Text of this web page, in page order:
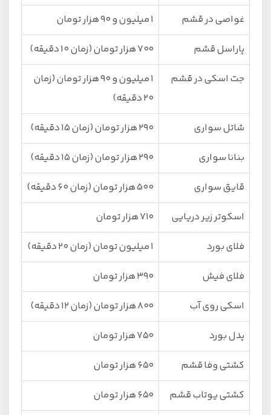
غواصی در قشم
1 میلیون و 90 هزار تومان
پاراسل قشم
700 هزار تومان (زمان 10 دقیقه)
جت اسکی در قشم
1 میلیون و 90 هزار تومان (زمان
20 دقیقه)
شاتل سواری
290 هزار تومان (زمان 15 دقیقه)
بنانا سواری
290 هزار تومان (زمان 15 دقیقه)
قایق سواری
500 هزار تومان (زمان 60 دقیقه)
اسکوتر زیر دریایی
710 هزار تومان
فلای بورد
1 میلیون تومان (زمان 20 دقیقه)
فلای فیش
390 هزار تومان
اسکی روی آب
800 هزار تومان (زمان 12 دقیقه)
پدل بورد
750 هزار تومان
کشتی وفا قشم
650 هزار تومان
کشتی یوتاب قشم
650 هزار تومان